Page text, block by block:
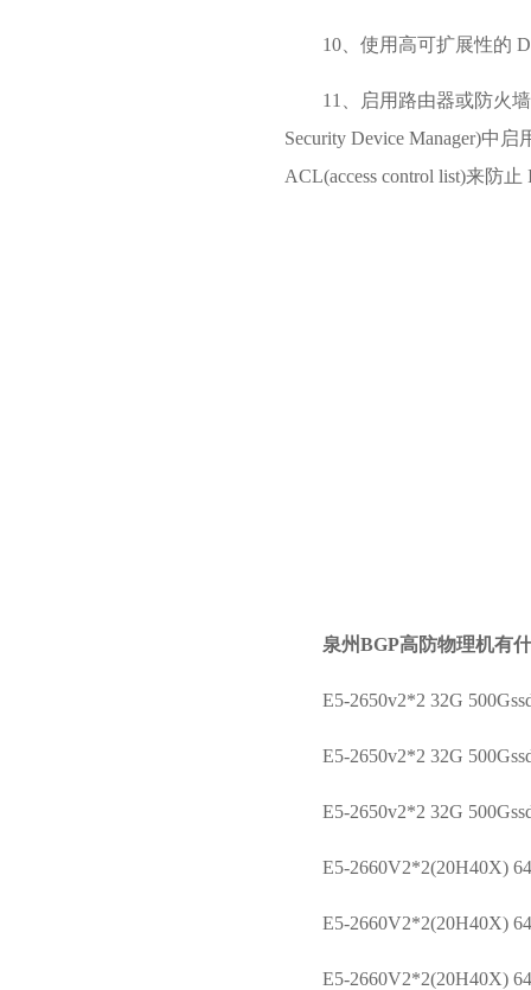
10、使用高可扩展性的
11、启用路由器或防火
Security Device Manager)中
ACL(access control list)来防
泉州BGP高防物理机有
E5-2650v2*2 32G
E5-2650v2*2 32G
E5-2650v2*2 32G
E5-2660V2*2(20H40X)
E5-2660V2*2(20H40X)
E5-2660V2*2(20H40X)